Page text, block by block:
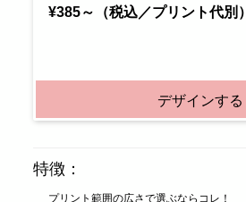
¥385～（税込／プリント代別）
デザインする
特徴：
プリント範囲の広さで選ぶならコレ！